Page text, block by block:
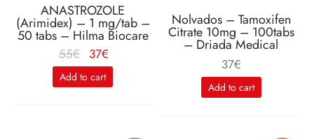
ANASTROZOLE
(Arimidex) – 1 mg/tab –
50 tabs – Hilma Biocare
55€
Le
prix
initial
37€
actuel
Add to cart
Nolvados – Tamoxifen
Citrate 10mg – 100tabs
– Driada Medical
37€
Add to cart